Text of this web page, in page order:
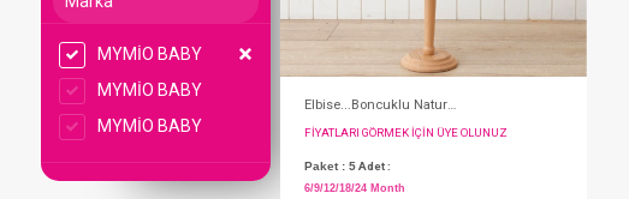
MYMİO BABY
MYMİO BABY
MYMİO BABY